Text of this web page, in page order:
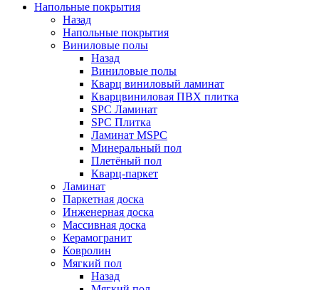
Напольные покрытия
Назад
Напольные покрытия
Виниловые полы
Назад
Виниловые полы
Кварц виниловый ламинат
Кварцвиниловая ПВХ плитка
SPC Ламинат
SPC Плитка
Ламинат MSPC
Минеральный пол
Плетёный пол
Кварц-паркет
Ламинат
Паркетная доска
Инженерная доска
Массивная доска
Керамогранит
Ковролин
Мягкий пол
Назад